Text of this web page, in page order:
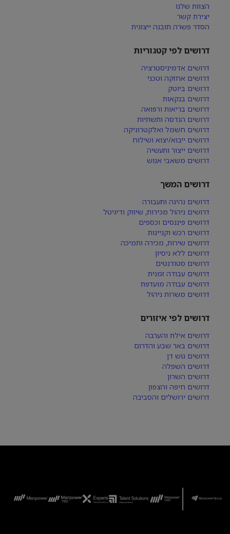
הצוות שלנו
יצירת קשר
הסדר פשרה תובנה ייצוגית
דרושים לפי קטגוריות
דרושים אדמיניסטרציה
דרושים אחזקה וטכני
דרושים ביוטק
דרושים בנקאות
דרושים בריאות ורפואה
דרושים הנדסה ותשתיות
דרושים חשמל ואלקטרוניקה
דרושים ייבוא/יצוא ושילוח
דרושים ייצור ותעשיה
דרושים משאבי אנוש
דרושים המשך
דרושים נהיגה ותעבורה
דרושים ניהול מכירות, שיווק ודיגיטל
דרושים פיננסים וכספים
דרושים רכש וקניינות
דרושים שירות, מכירה ותמיכה
דרושים ללא ניסיון
דרושים סטודנטים
דרושים עבודה זמנית
דרושים עבודה מועדפת
דרושים משרות ניהול
דרושים לפי איזורים
דרושים אילת והערבה
דרושים באר שבע והדרום
דרושים גוש דן
דרושים השפלה
דרושים השרון
דרושים חיפה והצפון
דרושים ירושלים והסביבה